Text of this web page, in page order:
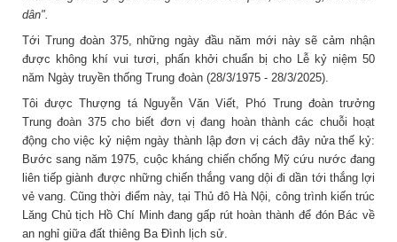
dân".
Tới Trung đoàn 375, những ngày đầu năm mới này sẽ cảm nhận
được không khí vui tươi, phấn khởi chuẩn bị cho Lễ kỷ niệm 50
năm Ngày truyền thống Trung đoàn (28/3/1975 - 28/3/2025).
Tôi được Thượng tá Nguyễn Văn Viết, Phó Trung đoàn trưởng
Trung đoàn 375 cho biết đơn vị đang hoàn thành các chuỗi hoạt
động cho việc kỷ niệm ngày thành lập đơn vị cách đây nửa thế kỷ:
Bước sang năm 1975, cuộc kháng chiến chống Mỹ cứu nước đang
liên tiếp giành được những chiến thắng vang dội đi dần tới thắng lợi
vẻ vang. Cũng thời điểm này, tại Thủ đô Hà Nội, công trình kiến trúc
Lăng Chủ tịch Hồ Chí Minh đang gấp rút hoàn thành để đón Bác về
an nghỉ giữa đất thiêng Ba Đình lịch sử.